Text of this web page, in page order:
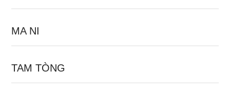
MA NI
TAM TÒNG